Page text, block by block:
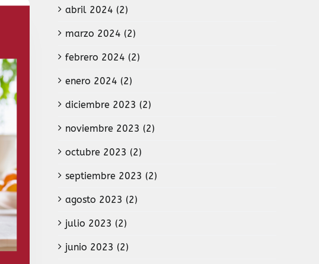
abril 2024 (2)
marzo 2024 (2)
febrero 2024 (2)
enero 2024 (2)
diciembre 2023 (2)
noviembre 2023 (2)
octubre 2023 (2)
septiembre 2023 (2)
agosto 2023 (2)
julio 2023 (2)
junio 2023 (2)